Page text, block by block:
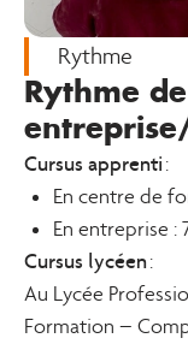
Rythme
Rythme
Cursus apprenti:
En centre de
En entreprise :
Cursus lycéen:
Au Lycée
Formation –